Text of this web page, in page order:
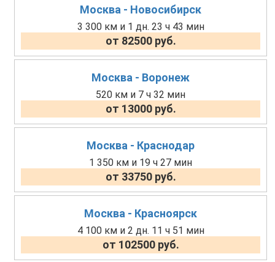
Москва - Новосибирск
3 300 км и 1 дн. 23 ч 43 мин
от 82500 руб.
Москва - Воронеж
520 км и 7 ч 32 мин
от 13000 руб.
Москва - Краснодар
1 350 км и 19 ч 27 мин
от 33750 руб.
Москва - Красноярск
4 100 км и 2 дн. 11 ч 51 мин
от 102500 руб.